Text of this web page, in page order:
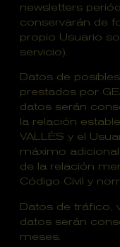
newsletters
conservarán de
propio Usuario
servicio).
Datos de
prestados por
datos serán
la relación
VALLÈS y el
máximo
de la relación
Código Civil y
Datos de tráfico,
datos serán
meses.